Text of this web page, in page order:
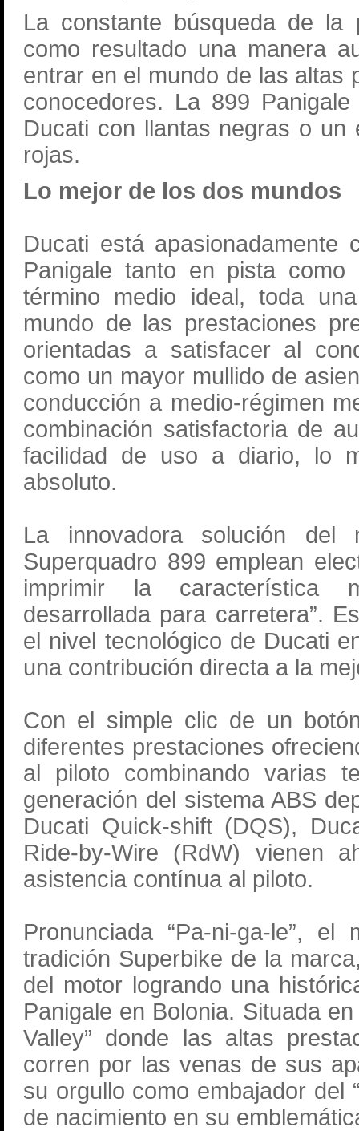
La constante búsqueda de
como resultado una manera
entrar en el mundo de las altas
conocedores. La 899
Ducati con llantas negras o un
rojas.
Lo mejor de los dos mundos
Ducati está apasionadamente
Panigale tanto en pista
término medio ideal, toda
mundo de las prestaciones
orientadas a satisfacer al
como un mayor mullido de
conducción a medio-régimen
combinación satisfactoria de
facilidad de uso a diario, lo
absoluto.
La innovadora solución del
Superquadro 899 emplean
imprimir la característica
desarrollada para carretera”.
el nivel tecnológico de Ducati
una contribución directa a la
Con el simple clic de un
diferentes prestaciones
al piloto combinando varias
generación del sistema ABS
Ducati Quick-shift (DQS),
Ride-by-Wire (RdW) vienen
asistencia contínua al piloto.
Pronunciada “Pa-ni-ga-le”,
tradición Superbike de la
del motor logrando una
Panigale en Bolonia. Situada
Valley” donde las altas
corren por las venas de sus
su orgullo como embajador del
de nacimiento en su